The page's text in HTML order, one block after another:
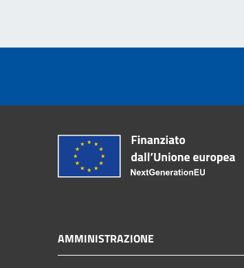
AMMINISTRAZIONE